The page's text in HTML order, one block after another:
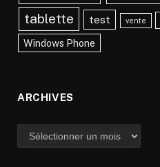
tablette test vente
Windows Phone
ARCHIVES
Archives